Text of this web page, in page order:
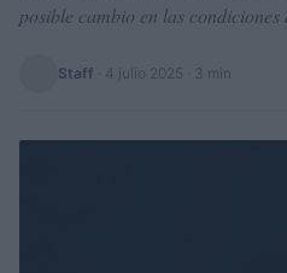
posible cambio en las
Staff 4 julio 2025 · 3 min